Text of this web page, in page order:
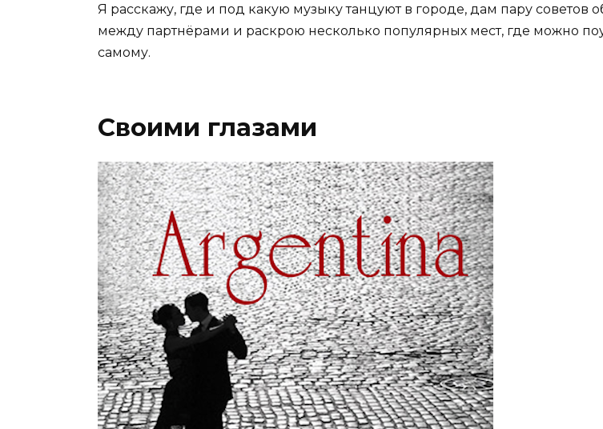
Я расскажу, где и под какую музыку танцуют в городе, дам пару советов
между партнёрами и раскрою несколько популярных мест, где можно
самому.
Своими глазами